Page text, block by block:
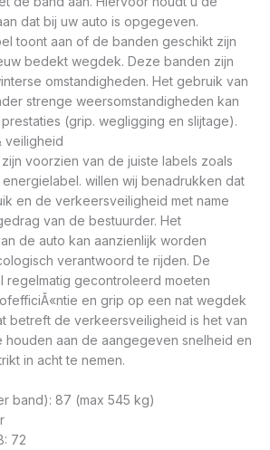
dat bij uw auto is opgegeven.
toont aan of de banden geschikt zijn
bedekt wegdek. Deze banden zijn
omstandigheden. Het gebruik van
strenge weersomstandigheden kan
(grip. wegligging en slijtage).
veiligheid
voorzien van de juiste labels zoals
willen wij benadrukken dat
en de verkeersveiligheid met name
van de bestuurder. Het
de auto kan aanzienlijk worden
verantwoord te rijden. De
regelmatig gecontroleerd moeten
en grip op een nat wegdek
betreft de verkeersveiligheid is het van
houden aan de aangegeven snelheid en
in acht te nemen.
band): 87 (max 545 kg)
72